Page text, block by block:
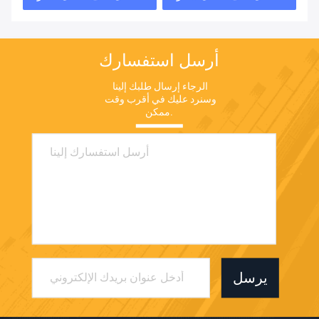
أرسل استفسارك
ممكن.
يرسل